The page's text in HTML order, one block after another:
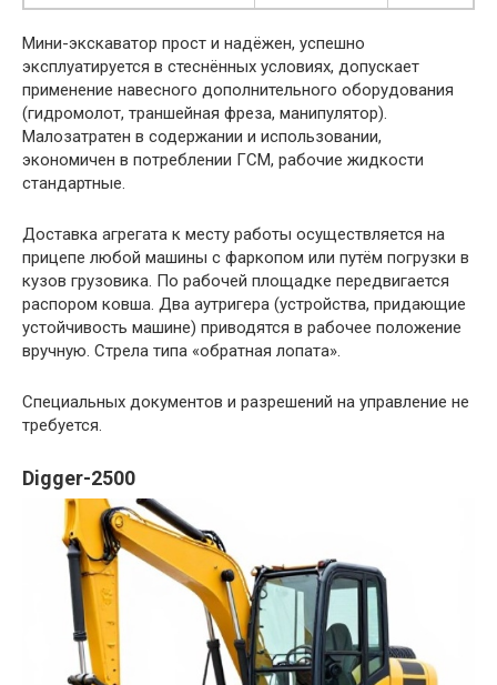
Мини-экскаватор прост и надёжен, успешно
эксплуатируется в стеснённых условиях, допускает
применение навесного дополнительного оборудования
(гидромолот, траншейная фреза, манипулятор).
Малозатратен в содержании и использовании,
экономичен в потреблении ГСМ, рабочие жидкости
стандартные.
Доставка агрегата к месту работы осуществляется на
прицепе любой машины с фаркопом или путём погрузки в
кузов грузовика. По рабочей площадке передвигается
распором ковша. Два аутригера (устройства, придающие
устойчивость машине) приводятся в рабочее положение
вручную. Стрела типа «обратная лопата».
Специальных документов и разрешений на управление не
требуется.
Digger-2500